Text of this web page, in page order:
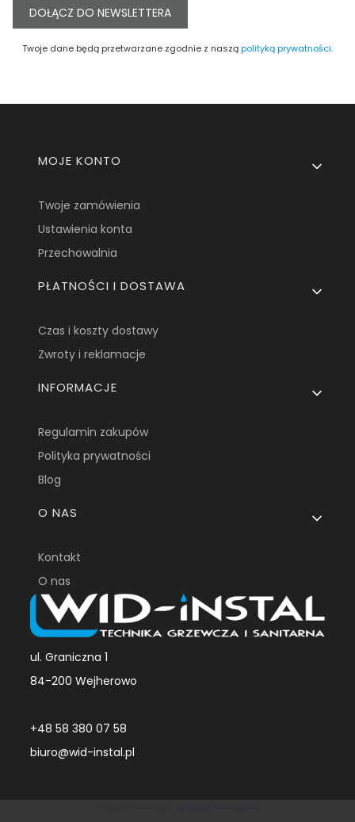
DOŁĄCZ DO NEWSLETTERA
Twoje dane będą przetwarzane zgodnie z nasząpolityką prywatności.
Linki w stopce
MOJE KONTO
Twoje zamówienia
Ustawienia konta
Przechowalnia
PŁATNOŚCI I DOSTAWA
Czas i koszty dostawy
Zwroty i reklamacje
INFORMACJE
Regulamin zakupów
Polityka prywatności
Blog
O NAS
Kontakt
O nas
ul. Graniczna 1
84-200 Wejherowo
+48 58 380 07 58
biuro@wid-instal.pl